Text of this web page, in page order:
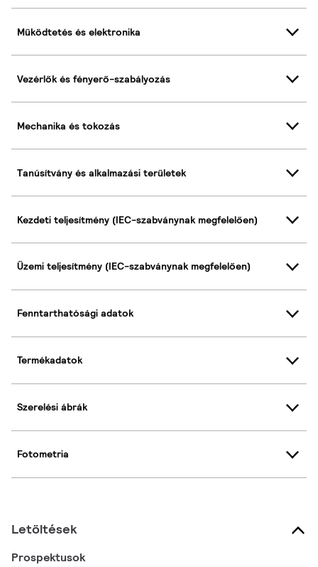
Működtetés és elektronika
Vezérlők és fényerő-szabályozás
Mechanika és tokozás
Tanúsítvány és alkalmazási területek
Kezdeti teljesítmény (IEC-szabványnak megfelelően)
Üzemi teljesítmény (IEC-szabványnak megfelelően)
Fenntarthatósági adatok
Termékadatok
Szerelési ábrák
Fotometria
Letöltések
Prospektusok